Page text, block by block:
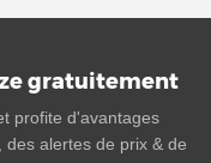
gratuitement
profite d'avantages
des alertes de prix & de